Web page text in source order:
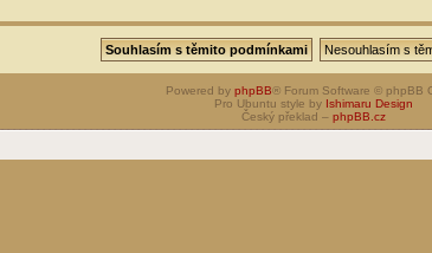
Powered by phpBB® Forum Software © phpBB
Pro Ubuntu style by Ishimaru Design
Český překlad – phpBB.cz